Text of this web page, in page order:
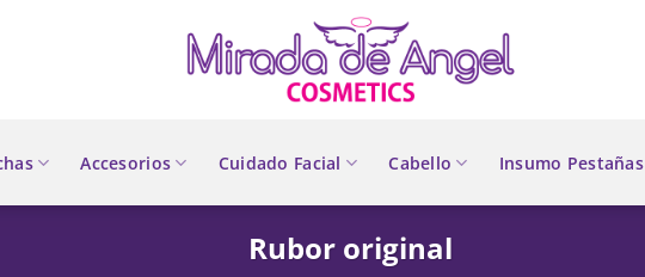
Accesorios Cuidado Facial Cabello Insumo Pestañas
Rubor original